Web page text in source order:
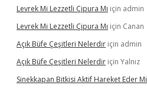
Levrek Mi Lezzetli Çipura Mı için admin
Levrek Mi Lezzetli Çipura Mı için Canan
Açık Büfe Çeşitleri Nelerdir için admin
Açık Büfe Çeşitleri Nelerdir için Yalnız
Sinekkapan Bitkisi Aktif Hareket Eder Mi